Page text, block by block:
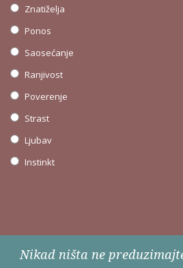
Znatiželja
Ponos
Saosećanje
Ranjivost
Poverenje
Strast
Ljubav
Instinkt
Nikad ništa ne